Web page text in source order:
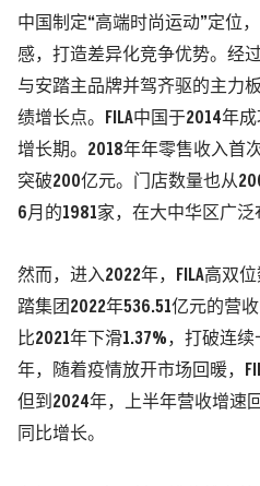
中国制定“高端时尚运动”定位
感，打造差异化竞争优势。经
与安踏主品牌并驾齐驱的主力
绩增长点。FILA中国于2014年
增长期。2018年年零售收入首
突破200亿元。门店数量也从
6月的1981家，在大中华区广泛
然而，进入2022年，FILA高双
踏集团2022年536.51亿元的营
比2021年下滑1.37%，打破连
年，随着疫情放开市场回暖，
但到2024年，上半年营收增速
同比增长。